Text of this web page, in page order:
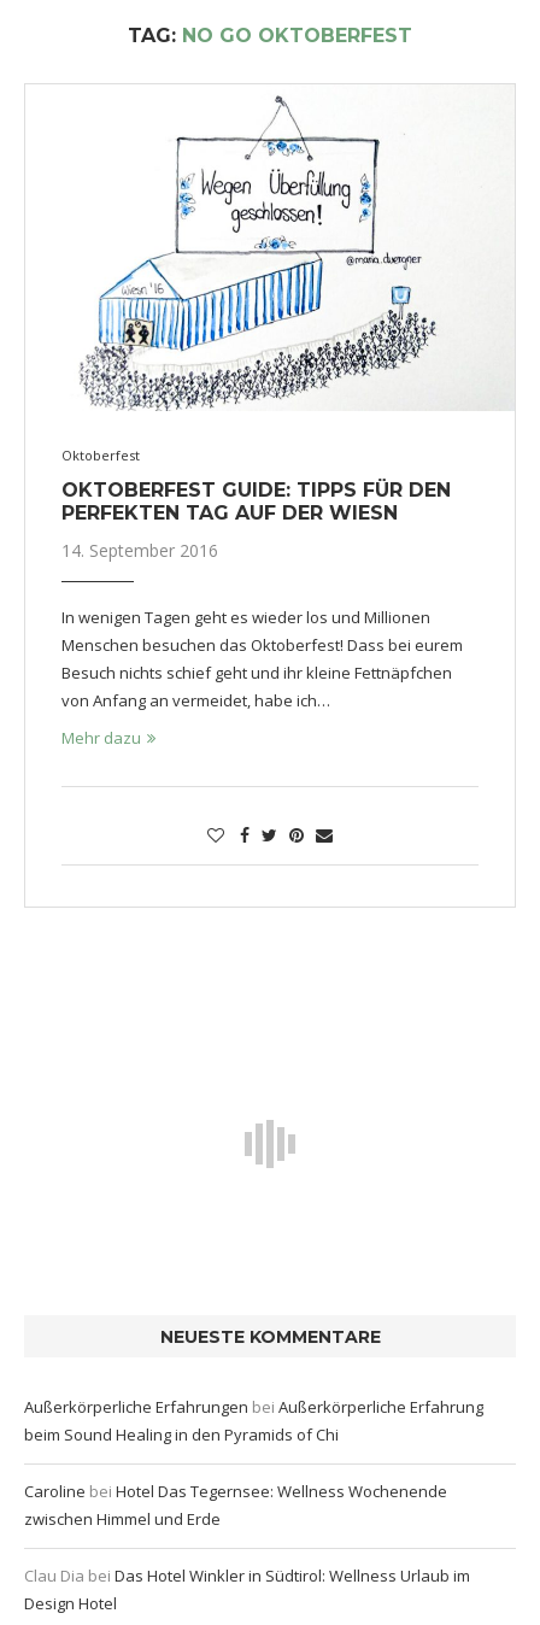
TAG: NO GO OKTOBERFEST
Oktoberfest
OKTOBERFEST GUIDE: TIPPS FÜR DEN
PERFEKTEN TAG AUF DER WIESN
14. September 2016
In wenigen Tagen geht es wieder los und Millionen
Menschen besuchen das Oktoberfest! Dass bei eurem
Besuch nichts schief geht und ihr kleine Fettnäpfchen
von Anfang an vermeidet, habe ich…
Mehr dazu
NEUESTE KOMMENTARE
Außerkörperliche Erfahrungen bei Außerkörperliche Erfahrung
beim Sound Healing in den Pyramids of Chi
Caroline bei Hotel Das Tegernsee: Wellness Wochenende
zwischen Himmel und Erde
Clau Dia bei Das Hotel Winkler in Südtirol: Wellness Urlaub im
Design Hotel